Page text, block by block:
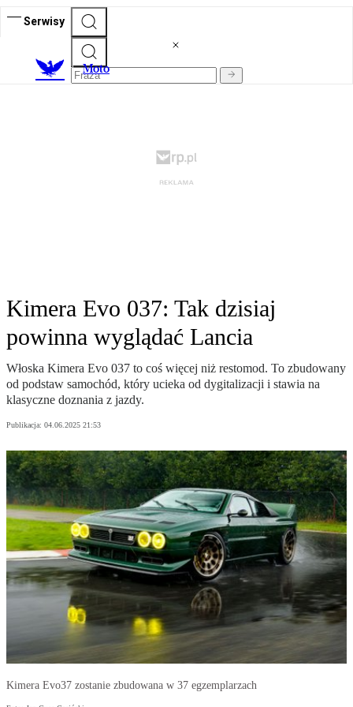
Serwisy
Moto
Kimera Evo 037: Tak dzisiaj
powinna wyglądać Lancia
Włoska Kimera Evo 037 to coś więcej niż restomod. To zbudowany
od podstaw samochód, który ucieka od dygitalizacji i stawia na
klasyczne doznania z jazdy.
Publikacja: 04.06.2025 21:53
Kimera Evo37 zostanie zbudowana w 37 egzemplarzach